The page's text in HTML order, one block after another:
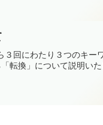
回にわたり３つのキー
転換」について説明いた